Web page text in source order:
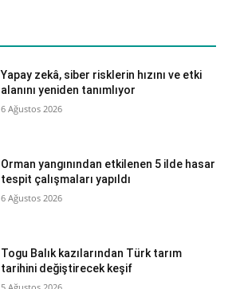
Yapay zekâ, siber risklerin hızını ve etki
alanını yeniden tanımlıyor
6 Ağustos 2026
Orman yangınından etkilenen 5 ilde hasar
tespit çalışmaları yapıldı
6 Ağustos 2026
Togu Balık kazılarından Türk tarım
tarihini değiştirecek keşif